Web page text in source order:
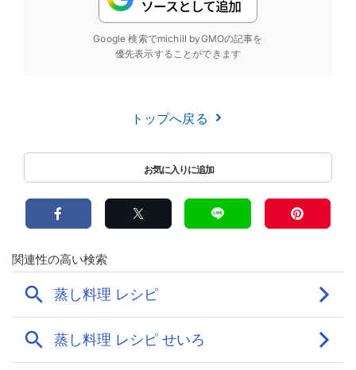
Google 検索でmichill byGMOの記事を
優先表示することができます
トップへ戻る